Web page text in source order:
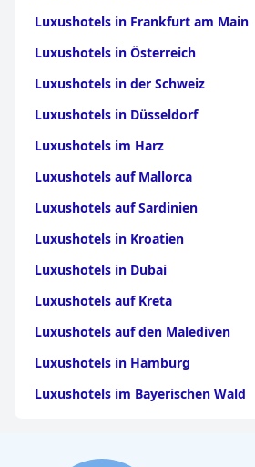
Luxushotels in Frankfurt am Main
Luxushotels in Österreich
Luxushotels in der Schweiz
Luxushotels in Düsseldorf
Luxushotels im Harz
Luxushotels auf Mallorca
Luxushotels auf Sardinien
Luxushotels in Kroatien
Luxushotels in Dubai
Luxushotels auf Kreta
Luxushotels auf den Malediven
Luxushotels in Hamburg
Luxushotels im Bayerischen Wald
Luxushotels in Stuttgart